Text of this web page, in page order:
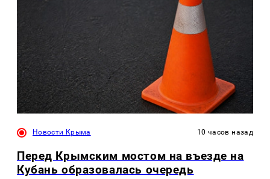
Новости Крыма 10 часов назад
Перед Крымским мостом на въезде на
Кубань образовалась очередь